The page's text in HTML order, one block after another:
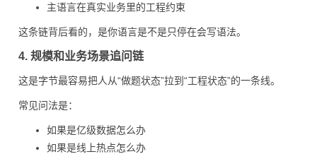
主语言在真实业务里的工程约束
这条链背后看的，是你语言是不是只停在会写语法。
4. 规模和业务场景追问链
这是字节最容易把人从“做题状态”拉到“工程状态”的一条线。
常见问法是：
如果是亿级数据怎么办
如果是线上热点怎么办